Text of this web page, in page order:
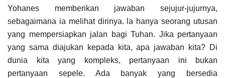
Yohanes memberikan jawaban sejujur-jujurnya,
sebagaimana ia melihat dirinya. la hanya seorang utusan
yang mempersiapkan jalan bagi Tuhan. Jika pertanyaan
yang sama diajukan kepada kita, apa jawaban kita? Di
dunia kita yang kompleks, pertanyaan ini bukan
pertanyaan sepele. Ada banyak yang bersedia